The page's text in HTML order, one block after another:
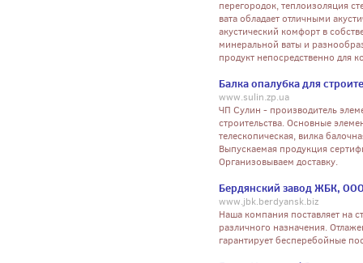
перегородок, теплоизоляция
вата обладает отличными
акустический комфорт в
минеральной ваты и
продукт непосредственно для
Балка опалубка для
www.sulin.zp.ua
ЧП Сулин - производитель
строительства. Основные
телескопическая, вилка
Выпускаемая продукция
Организовываем доставку.
Бердянский завод ЖБК,
www.jbk.berdyansk.biz
Наша компания поставляет на
различного назначения.
гарантирует бесперебойные